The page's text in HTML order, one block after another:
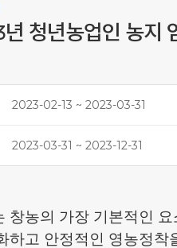
청년농업인 농지
2023-02-13 ~ 2023-03-31
2023-03-31 ~ 2023-12-31
창농의 가장 기본적인
하고 안정적인 영농정착